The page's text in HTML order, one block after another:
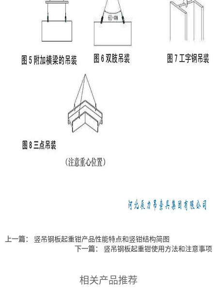
上一篇：
竖吊钢板起重钳产品性能特点和竖钳结构简图
下一篇：
竖吊钢板起重钳使用方法和注意事项
相关产品推荐